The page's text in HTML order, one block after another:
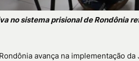
no sistema prisional de Rondônia
avança na implementação